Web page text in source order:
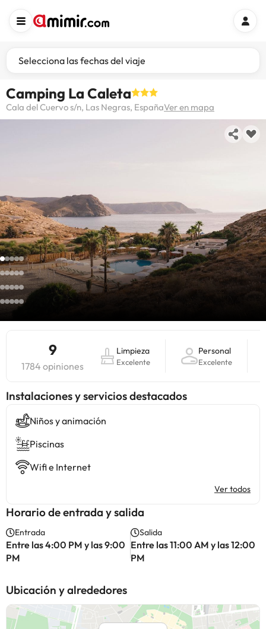
Selecciona las fechas del viaje
Camping La Caleta
Cala del Cuervo s/n, Las Negras, EspañaVer en mapa
9
1784 opiniones
Limpieza
Excelente
Personal
Excelente
Instalaciones y servicios destacados
Niños y animación
Piscinas
Wifi e Internet
Ver todos
Horario de entrada y salida
Entrada
Entre las 4:00 PM y las 9:00
PM
Salida
Entre las 11:00 AM y las 12:00
PM
Ubicación y alrededores